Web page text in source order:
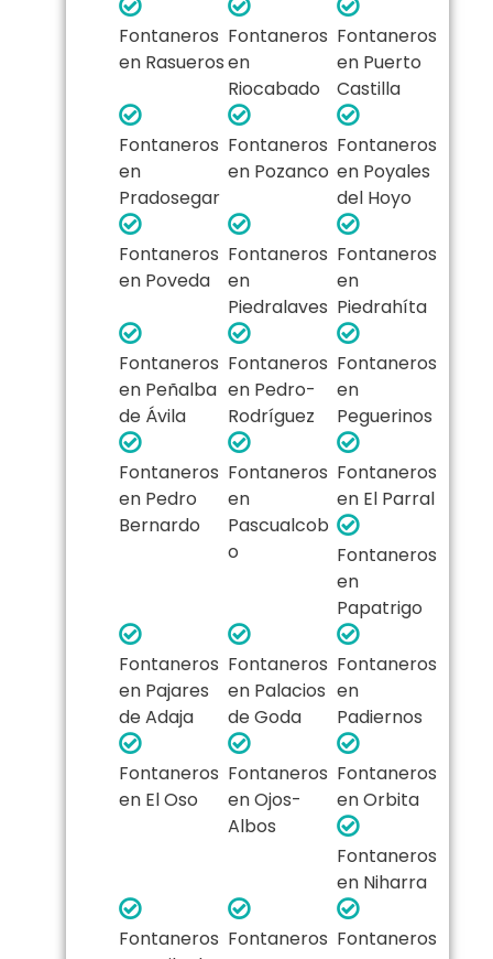
Fontaneros
en Rasueros
Fontaneros
en
Riocabado
Fontaneros
en Puerto
Castilla
Fontaneros
en
Pradosegar
Fontaneros
en Pozanco
Fontaneros
en Poyales
del Hoyo
Fontaneros
en Poveda
Fontaneros
en
Piedralaves
Fontaneros
en
Piedrahíta
Fontaneros
en Peñalba
de Ávila
Fontaneros
en Pedro-
Rodríguez
Fontaneros
en
Peguerinos
Fontaneros
en Pedro
Bernardo
Fontaneros
en
Pascualcob
o
Fontaneros
en El Parral
Fontaneros
en
Papatrigo
Fontaneros
en Pajares
de Adaja
Fontaneros
en Palacios
de Goda
Fontaneros
en
Padiernos
Fontaneros
en El Oso
Fontaneros
en Ojos-
Albos
Fontaneros
en Orbita
Fontaneros
en Niharra
Fontaneros Fontaneros Fontaneros